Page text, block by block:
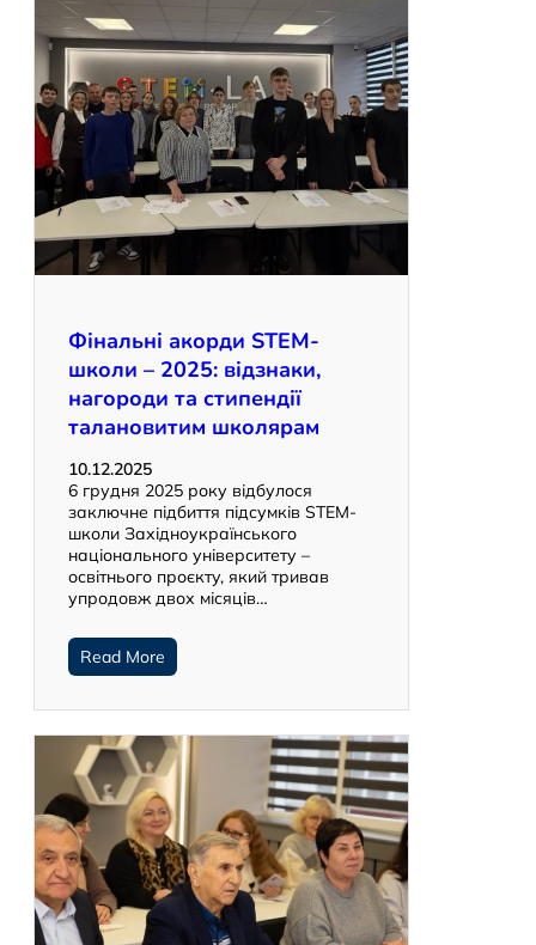
Фінальні акорди SТЕМ-
школи – 2025: відзнаки,
нагороди та стипендії
талановитим школярам
10.12.2025
6 грудня 2025 року відбулося
заключне підбиття підсумків SТЕМ-
школи Західноукраїнського
національного університету –
освітнього проєкту, який тривав
упродовж двох місяців…
Read More